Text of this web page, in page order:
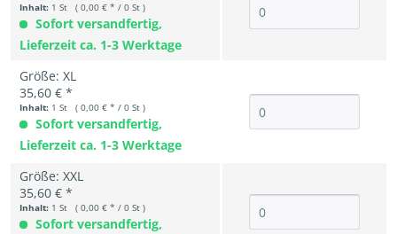
Inhalt: 1 St ( 0,00 € * / 0 St )
Sofort versandfertig,
Lieferzeit ca. 1-3 Werktage
Größe: XL
35,60 € *
Inhalt: 1 St ( 0,00 € * / 0 St )
Sofort versandfertig,
Lieferzeit ca. 1-3 Werktage
Größe: XXL
35,60 € *
Inhalt: 1 St ( 0,00 € * / 0 St )
Sofort versandfertig,